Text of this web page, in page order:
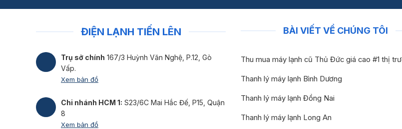
ĐIỆN LẠNH TIẾN LÊN
Trụ sở chính 167/3 Huỳnh Văn Nghệ, P.12, Gò
Vấp.
Xem bản đồ
Chi nhánh HCM 1: S23/6C Mai Hắc Đế, P15, Quận
8
Xem bản đồ
BÀI VIẾT VỀ CHÚNG TÔI
Thu mua máy lạnh cũ Thủ Đức giá cao #1 thị
Thanh lý máy lạnh Bình Dương
Thanh lý máy lạnh Đồng Nai
Thanh lý máy lạnh Long An